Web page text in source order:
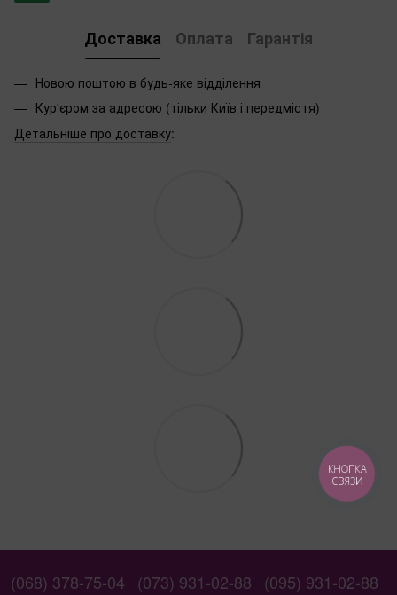
Доставка Оплата Гарантія
Новою поштою в будь-яке відділення
Кур'єром за адресою (тільки Київ і передмістя)
Детальніше про доставку:
(068) 378-75-04 (073) 931-02-88 (095) 931-02-88
КНОПКА
СВЯЗИ